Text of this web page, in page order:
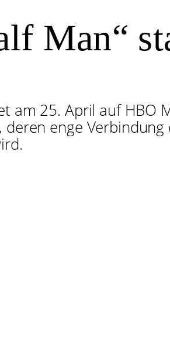
Man“
am 25. April auf HBO
enge